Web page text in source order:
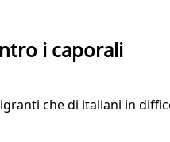
i caporali
che di italiani in